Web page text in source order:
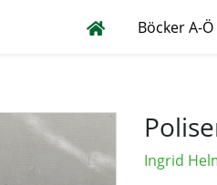
Böcker A-Ö
Ingrid